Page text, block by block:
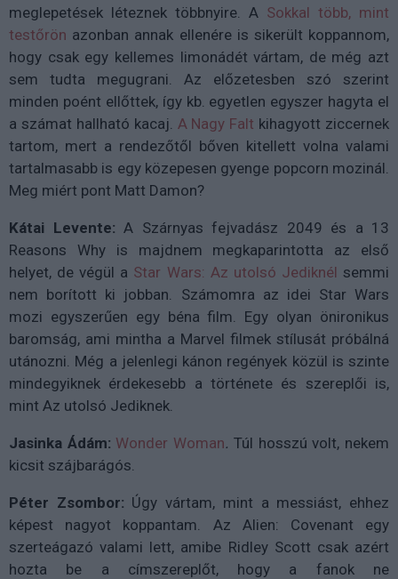
meglepetések léteznek többnyire. A Sokkal több, mint
testőrön azonban annak ellenére is sikerült koppannom,
hogy csak egy kellemes limonádét vártam, de még azt
sem tudta megugrani. Az előzetesben szó szerint
minden poént ellőttek, így kb. egyetlen egyszer hagyta el
a számat hallható kacaj. A Nagy Falt kihagyott ziccernek
tartom, mert a rendezőtől bőven kitellett volna valami
tartalmasabb is egy közepesen gyenge popcorn mozinál.
Meg miért pont Matt Damon?
Kátai Levente: A Szárnyas fejvadász 2049 és a 13
Reasons Why is majdnem megkaparintotta az első
helyet, de végül a Star Wars: Az utolsó Jediknél semmi
nem borított ki jobban. Számomra az idei Star Wars
mozi egyszerűen egy béna film. Egy olyan önironikus
baromság, ami mintha a Marvel filmek stílusát próbálná
utánozni. Még a jelenlegi kánon regények közül is szinte
mindegyiknek érdekesebb a története és szereplői is,
mint Az utolsó Jediknek.
Jasinka Ádám: Wonder Woman. Túl hosszú volt, nekem
kicsit szájbarágós.
Péter Zsombor: Úgy vártam, mint a messiást, ehhez
képest nagyot koppantam. Az Alien: Covenant egy
szerteágazó valami lett, amibe Ridley Scott csak azért
hozta be a címszereplőt, hogy a fanok ne